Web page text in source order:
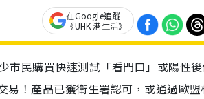
在Google追蹤
《UHK 港生活》
市民購買快速測試「看門口」或陽性
易！產品已獲衛生署認可，或通過歐盟